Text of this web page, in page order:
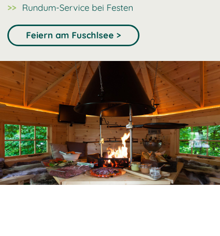
Rundum-Service bei Festen
Feiern am Fuschlsee >